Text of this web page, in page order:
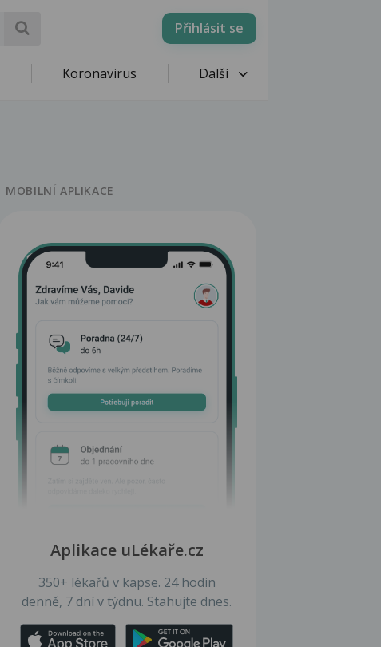
Přihlásit se
Koronavirus Další
MOBILNÍ APLIKACE
Aplikace uLékaře.cz
350+ lékařů v kapse. 24 hodin
denně, 7 dní v týdnu. Stahujte dnes.